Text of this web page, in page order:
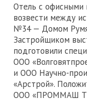
Отель с офисными
возвести между
№34 — Домом
Застройщиком
подготовили
ООО
и ООО Научно-
«Арстрой».
ООО «ПРОММАШ